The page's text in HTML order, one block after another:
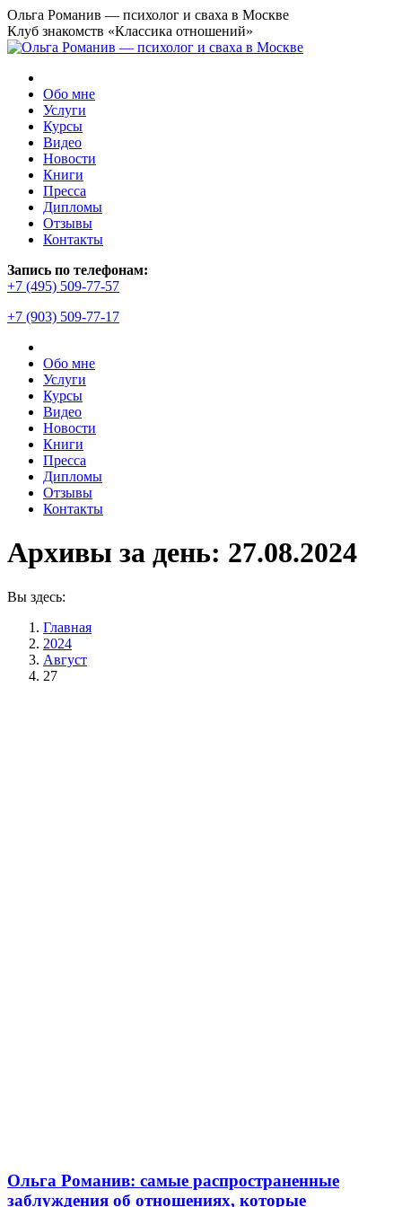
Перейти
к
содержанию
Ольга Романив — психолог и сваха в Москве
Клуб знакомств «Классика отношений»
Обо мне
Услуги
Курсы
Видео
Новости
Книги
Пресса
Дипломы
Отзывы
Контакты
Запись по телефонам:
+7 (495) 509-77-57
+7 (903) 509-77-17
Обо мне
Услуги
Курсы
Видео
Новости
Книги
Пресса
Дипломы
Отзывы
Контакты
Архивы за день: 27.08.2024
Вы здесь:
Главная
2024
Август
27
Ольга Романив: самые распространенные
заблуждения об отношениях, которые